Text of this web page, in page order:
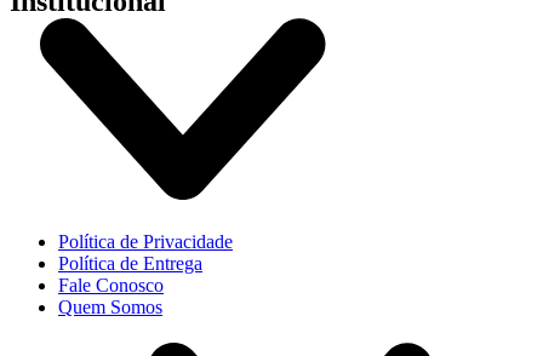
Política de Privacidade
Política de Entrega
Fale Conosco
Quem Somos